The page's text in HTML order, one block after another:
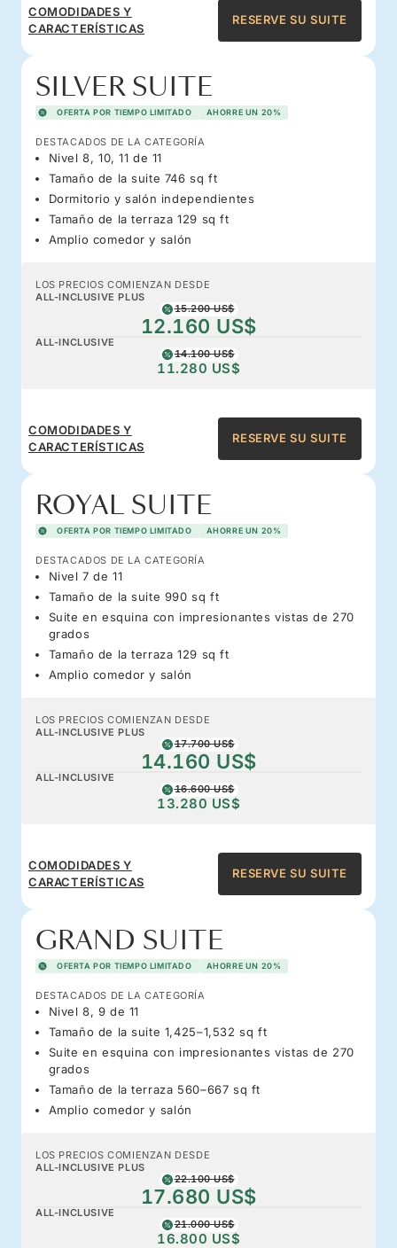
COMODIDADES Y
CARACTERÍSTICAS
RESERVE SU SUITE
SILVER SUITE
OFERTA POR TIEMPO LIMITADO AHORRE UN 20%
DESTACADOS DE LA CATEGORÍA
Nivel 8, 10, 11 de 11
Tamaño de la suite 746 sq ft
Dormitorio y salón independientes
Tamaño de la terraza 129 sq ft
Amplio comedor y salón
LOS PRECIOS COMIENZAN DESDE
ALL-INCLUSIVE PLUS
15.200 US$
12.160 US$
ALL-INCLUSIVE
14.100 US$
11.280 US$
COMODIDADES Y
CARACTERÍSTICAS
RESERVE SU SUITE
ROYAL SUITE
OFERTA POR TIEMPO LIMITADO AHORRE UN 20%
DESTACADOS DE LA CATEGORÍA
Nivel 7 de 11
Tamaño de la suite 990 sq ft
Suite en esquina con impresionantes vistas de 270
grados
Tamaño de la terraza 129 sq ft
Amplio comedor y salón
LOS PRECIOS COMIENZAN DESDE
ALL-INCLUSIVE PLUS
17.700 US$
14.160 US$
ALL-INCLUSIVE
16.600 US$
13.280 US$
COMODIDADES Y
CARACTERÍSTICAS
RESERVE SU SUITE
GRAND SUITE
OFERTA POR TIEMPO LIMITADO AHORRE UN 20%
DESTACADOS DE LA CATEGORÍA
Nivel 8, 9 de 11
Tamaño de la suite 1,425–1,532 sq ft
Suite en esquina con impresionantes vistas de 270
grados
Tamaño de la terraza 560–667 sq ft
Amplio comedor y salón
LOS PRECIOS COMIENZAN DESDE
ALL-INCLUSIVE PLUS
22.100 US$
17.680 US$
ALL-INCLUSIVE
21.000 US$
16.800 US$